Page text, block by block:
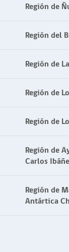
Región de
Región del
Región de
Región de
Región de
Región de
Carlos
Región de
Antártica